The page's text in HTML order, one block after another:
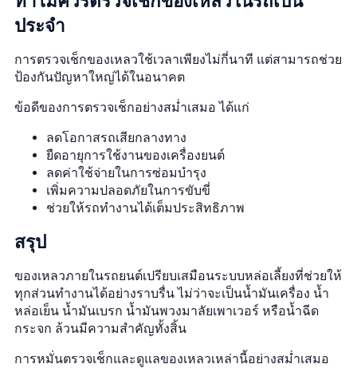
ประจำ
การตรวจเช็กของเหลวใช้เวลาเพียงไม่กี่นาที แต่สามารถช่วย
ป้องกันปัญหาใหญ่ได้ในอนาคต
ข้อดีของการตรวจเช็กอย่างสม่ำเสมอ ได้แก่
ลดโอกาสรถเสียกลางทาง
ยืดอายุการใช้งานของเครื่องยนต์
ลดค่าใช้จ่ายในการซ่อมบำรุง
เพิ่มความปลอดภัยในการขับขี่
ช่วยให้รถทำงานได้เต็มประสิทธิภาพ
สรุป
ของเหลวภายในรถยนต์เปรียบเสมือนระบบหล่อเลี้ยงที่ช่วยให้
ทุกส่วนทำงานได้อย่างราบรื่น ไม่ว่าจะเป็นน้ำมันเครื่อง น้ำ
หล่อเย็น น้ำมันเบรก น้ำมันพวงมาลัยเพาเวอร์ หรือน้ำฉีด
กระจก ล้วนมีความสำคัญทั้งสิ้น
การหมั่นตรวจเช็กและดูแลของเหลวเหล่านี้อย่างสม่ำเสมอ